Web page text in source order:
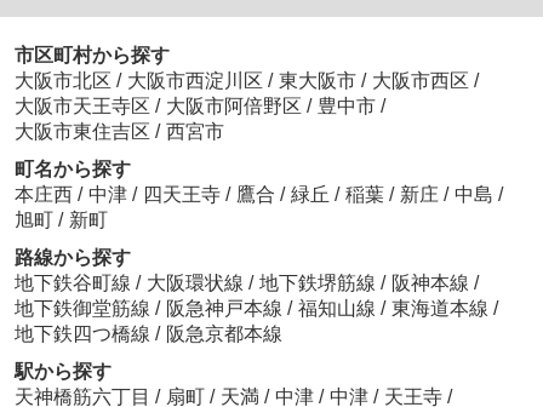
市区町村から探す
大阪市北区 / 大阪市西淀川区 / 東大阪市 / 大阪市西区 /
大阪市天王寺区 / 大阪市阿倍野区 / 豊中市 /
大阪市東住吉区 / 西宮市
町名から探す
本庄西 / 中津 / 四天王寺 / 鷹合 / 緑丘 / 稲葉 / 新庄 / 中島 /
旭町 / 新町
路線から探す
地下鉄谷町線 / 大阪環状線 / 地下鉄堺筋線 / 阪神本線 /
地下鉄御堂筋線 / 阪急神戸本線 / 福知山線 / 東海道本線 /
地下鉄四つ橋線 / 阪急京都本線
駅から探す
天神橋筋六丁目 / 扇町 / 天満 / 中津 / 中津 / 天王寺 /